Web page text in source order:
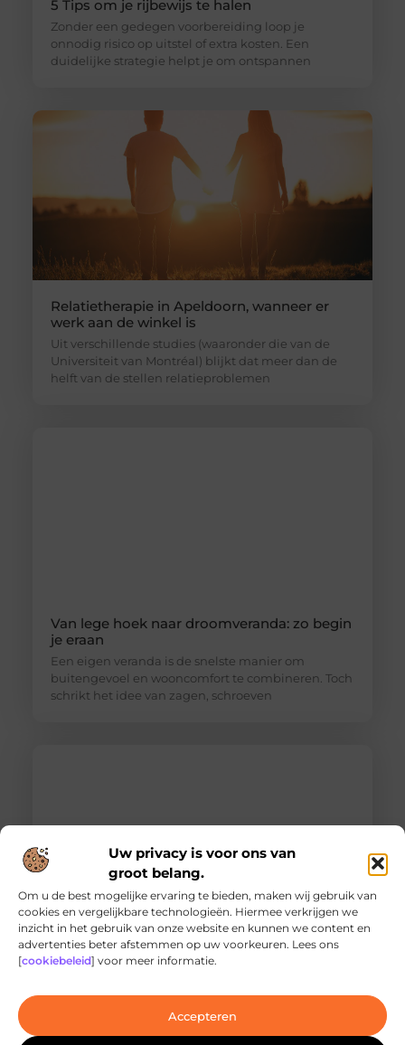
Uw privacy is voor ons van
groot belang.
Om u de best mogelijke ervaring te bieden, maken wij gebruik van
cookies en vergelijkbare technologieën. Hiermee verkrijgen we
inzicht in het gebruik van onze website en kunnen we content en
advertenties beter afstemmen op uw voorkeuren. Lees ons
[cookiebeleid] voor meer informatie.
Accepteren
5 Tips om je rijbewijs te halen
Zonder een gedegen voorbereiding loop je
onnodig risico op uitstel of extra kosten. Een
duidelijke strategie helpt je om ontspannen
Relatietherapie in Apeldoorn, wanneer er
werk aan de winkel is
Uit verschillende studies (waaronder die van de
Universiteit van Montréal) blijkt dat meer dan de
helft van de stellen relatieproblemen
Van lege hoek naar droomveranda: zo begin
je eraan
Een eigen veranda is de snelste manier om
buitengevoel en wooncomfort te combineren. Toch
schrikt het idee van zagen, schroeven
Ontdek de innovatieve behandelingen in
jouw stad
laserbehandelingen in Den Haag? Dan ben je hier